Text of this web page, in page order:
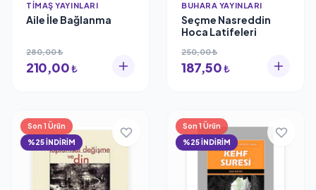
TIMAŞ YAYINLARI
Aile İle Bağlanma
280,00 ₺
210,00₺
BUHARA YAYINLARI
Seçme Nasreddin
Hoca Latifeleri
250,00 ₺
187,50₺
Son 1 Ürün
%25 İNDİRİM
Son 1 Ürün
%25 İNDİRİM